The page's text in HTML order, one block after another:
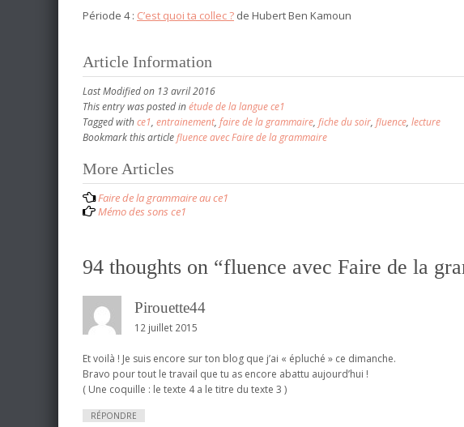
Période 4 : C’est quoi ta collec ? de Hubert Ben Kamoun
Article Information
Last Modified on 13 avril 2016
This entry was posted inétude de la langue ce1
Tagged withce1, entrainement, faire de la grammaire, fiche du soir, fluence, lecture
Bookmark this articlefluence avec Faire de la grammaire
P
o
t
n
a
v
g
a
t
More Articles
Faire de la grammaire au ce1
Mémo des sons ce1
94 thoughts on “fluence avec Faire de la
Pirouette44
12 juillet 2015
Et voilà ! Je suis encore sur ton blog que j’ai « épluché » ce dimanche.
Bravo pour tout le travail que tu as encore abattu aujourd’hui !
( Une coquille : le texte 4 a le titre du texte 3 )
RÉPONDRE